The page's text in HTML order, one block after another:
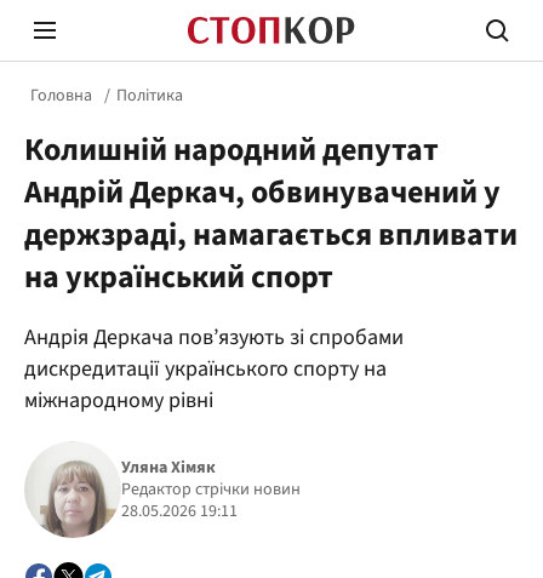
Стоп Політичній Корупції
Політика
Головна Політика
Колишній народний депутат
Андрій Деркач, обвинувачений у
держзраді, намагається впливати
на український спорт
Андрія Деркача пов’язують зі спробами
дискредитації українського спорту на
міжнародному рівні
Уляна Хімяк
Редактор стрічки новин
28.05.2026 19:11